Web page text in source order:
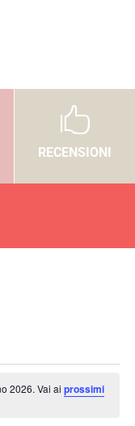

RECENSIONI
2026. Vai ai prossimi